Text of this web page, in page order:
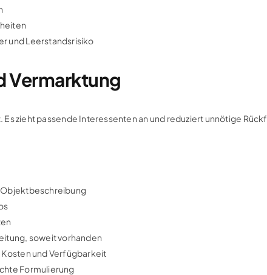
und Leerstandsrisiko
Vermarktung
Es zieht passende Interessenten an und reduziert unnötige
soweit vorhanden
Kosten und Verfügbarkeit
Formulierung